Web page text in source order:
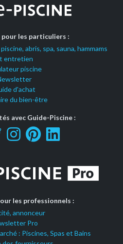
pour les particuliers :
abris, spa, sauna, hammams
entretien
piscine
d'achat
du bien-être
avec Guide-Piscine :
les professionnels :
annonceur
Pro
: Piscines, Spas et Bains